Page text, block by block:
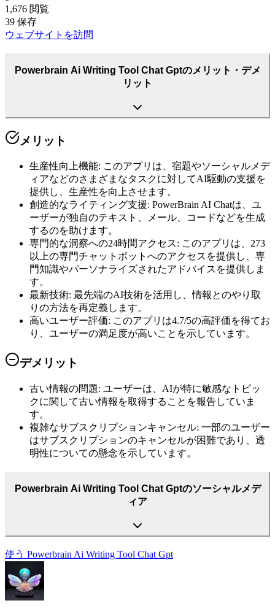
1,676 閲覧
39 保存
ウェブサイトを訪問
Powerbrain Ai Writing Tool Chat Gptのメリット・デメ
リット
メリット
生産性向上機能: このアプリは、宿題やソーシャルメデ
ィアなどのさまざまなタスクに対してAI駆動の支援を
提供し、生産性を向上させます。
創造的なライティング支援: PowerBrain AI Chatは、ユ
ーザーが独自のテキスト、メール、コードなどを生成
するのを助けます。
専門的な洞察への24時間アクセス: このアプリは、273
以上の専門チャットボットへのアクセスを提供し、専
門知識やパーソナライズされたアドバイスを提供しま
す。
最新技術: 最先端のAI技術を活用し、情報とのやり取
りの方法を再定義します。
高いユーザー評価: このアプリは4.7/5の高評価を得てお
り、ユーザーの満足度が高いことを示しています。
デメリット
古い情報の問題: ユーザーは、AIが特に敏感なトピッ
クに関して古い情報を取得することを報告していま
す。
複雑なサブスクリプションキャンセル: 一部のユーザー
はサブスクリプションのキャンセルが困難であり、透
明性についての懸念を示しています。
Powerbrain Ai Writing Tool Chat Gptのソーシャルメデ
ィア
使う Powerbrain Ai Writing Tool Chat Gpt